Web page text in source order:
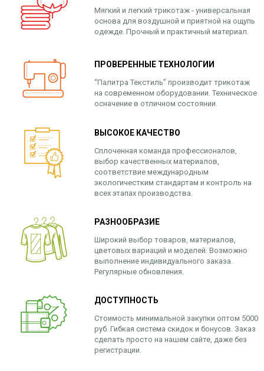
Мягкий и легкий трикотаж - универсальная
основа для воздушной и приятной на ощупь
одежде. Прочный и практичный материал.
ПРОВЕРЕННЫЕ ТЕХНОЛОГИИ
“Палитра Текстиль” производит трикотаж
на современном оборудовании. Техническое
осначение в отличном состоянии.
ВЫСОКОЕ КАЧЕСТВО
Сплоченная команда профессионалов,
выбор качественных материалов,
соответствие международным
экологичестким стандартам и контроль на
всех этапах производства.
РАЗНООБРАЗИЕ
Широкий выбор товаров, материалов,
цветовых вариаций и моделей. Возможно
выполнение индивидуального заказа.
Регулярные обновления.
ДОСТУПНОСТЬ
Стоимость минимальной закупки оптом 5000
руб. Гибкая система скидок и бонусов. Заказ
сделать просто на нашем сайте, даже без
регистрации.